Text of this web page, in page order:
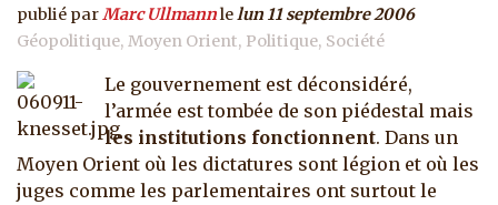
publié parMarc Ullmannlelun 11 septembre 2006
Géopolitique Moyen Orient Politique Société
Le gouvernement est déconsidéré,
l’armée est tombée de son piédestal mais
les institutions fonctionnent. Dans un
Moyen Orient où les dictatures sont légion et où les
juges comme les parlementaires ont surtout le